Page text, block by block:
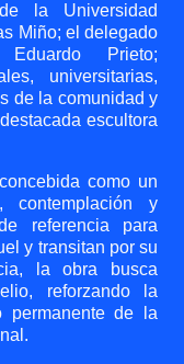
la Universidad
Miño; el delegado
Prieto;
universitarias,
de la comunidad y
escultora
como un
contemplación y
referencia para
y transitan por su
la obra busca
reforzando la
permanente de la